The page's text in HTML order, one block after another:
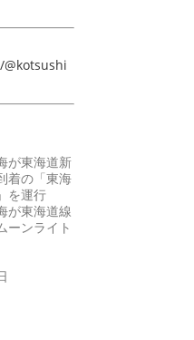
が東海道新
着の「東海
を運行
が東海道線
ーンライト